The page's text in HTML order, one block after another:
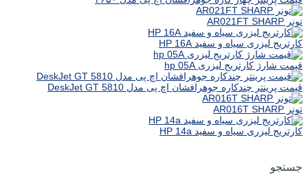
تونر AR021FT SHARP
کارتریج لیزری سیاه و سفید HP 16A
قیمت شارژ کارتریج لیزری hp 05A
قیمت پرینتر چندکاره جوهرافشان اچ پی مدل DeskJet GT 5810
تونر AR016T SHARP
کارتریج لیزری سیاه و سفید HP 14a
جستجو